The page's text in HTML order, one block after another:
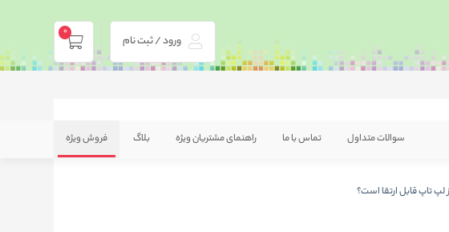
ورود / ثبت نام
0
سوالات متداول تماس با ما راهنمای مشتریان ویژه بلاگ فروش ویژه